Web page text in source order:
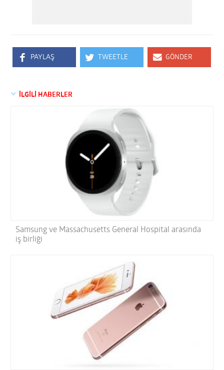
PAYLAŞ TWEETLE GÖNDER
İLGİLİ HABERLER
Samsung ve Massachusetts General Hospital arasında
iş birliği